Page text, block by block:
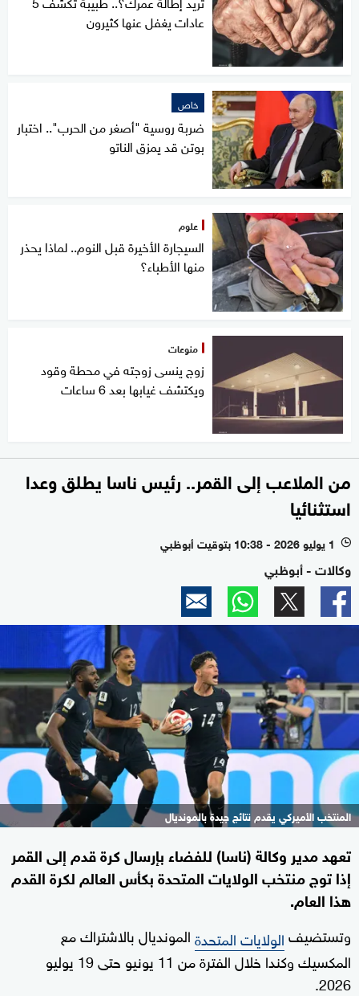
عادات يغفل عنها كثيرون
خاص
ضربة روسية "أصغر من الحرب".. اختبار
بوتن قد يمزق الناتو
علوم
السيجارة الأخيرة قبل النوم.. لماذا يحذر
منها الأطباء؟
منوعات
زوج ينسى زوجته في محطة وقود
ويكتشف غيابها بعد 6 ساعات
من الملاعب إلى القمر.. رئيس ناسا يطلق وعدا
استثنائيا
l 1 يوليو 2026 - 10:38 بتوقيت أبوظبي
وكالات - أبوظبي
المنتخب الأميركي يقدم نتائج جيدة بالمونديال
تعهد مدير وكالة (ناسا) للفضاء بإرسال كرة قدم إلى القمر
إذا توج منتخب الولايات المتحدة بكأس العالم لكرة القدم
هذا العام.
وتستضيفالولايات المتحدةالمونديال بالاشتراك مع
المكسيك وكندا خلال الفترة من 11 يونيو حتى 19 يوليو
2026.